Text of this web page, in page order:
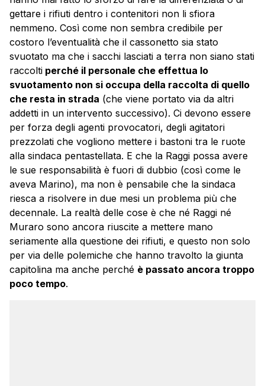
gettare i rifiuti dentro i contenitori non li sfiora
nemmeno. Così come non sembra credibile per
costoro l’eventualità che il cassonetto sia stato
svuotato ma che i sacchi lasciati a terra non siano stati
raccolti perché il personale che effettua lo
svuotamento non si occupa della raccolta di quello
che resta in strada (che viene portato via da altri
addetti in un intervento successivo). Ci devono essere
per forza degli agenti provocatori, degli agitatori
prezzolati che vogliono mettere i bastoni tra le ruote
alla sindaca pentastellata. E che la Raggi possa avere
le sue responsabilità è fuori di dubbio (così come le
aveva Marino), ma non è pensabile che la sindaca
riesca a risolvere in due mesi un problema più che
decennale. La realtà delle cose è che né Raggi né
Muraro sono ancora riuscite a mettere mano
seriamente alla questione dei rifiuti, e questo non solo
per via delle polemiche che hanno travolto la giunta
capitolina ma anche perché è passato ancora troppo
poco tempo.